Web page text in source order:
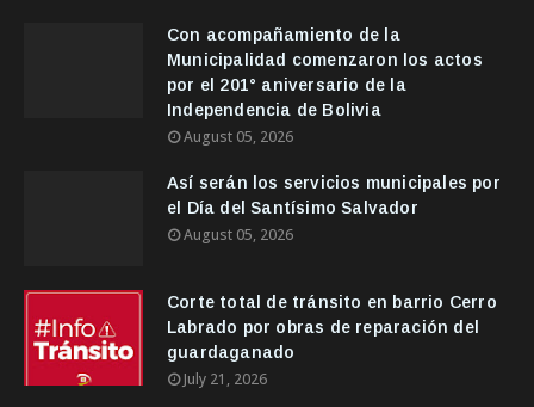
Con acompañamiento de la
Municipalidad comenzaron los actos
por el 201° aniversario de la
Independencia de Bolivia
August 05, 2026
Así serán los servicios municipales por
el Día del Santísimo Salvador
August 05, 2026
Corte total de tránsito en barrio Cerro
Labrado por obras de reparación del
guardaganado
July 21, 2026